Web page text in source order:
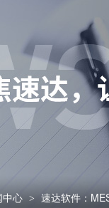
中心 > 速达软件：